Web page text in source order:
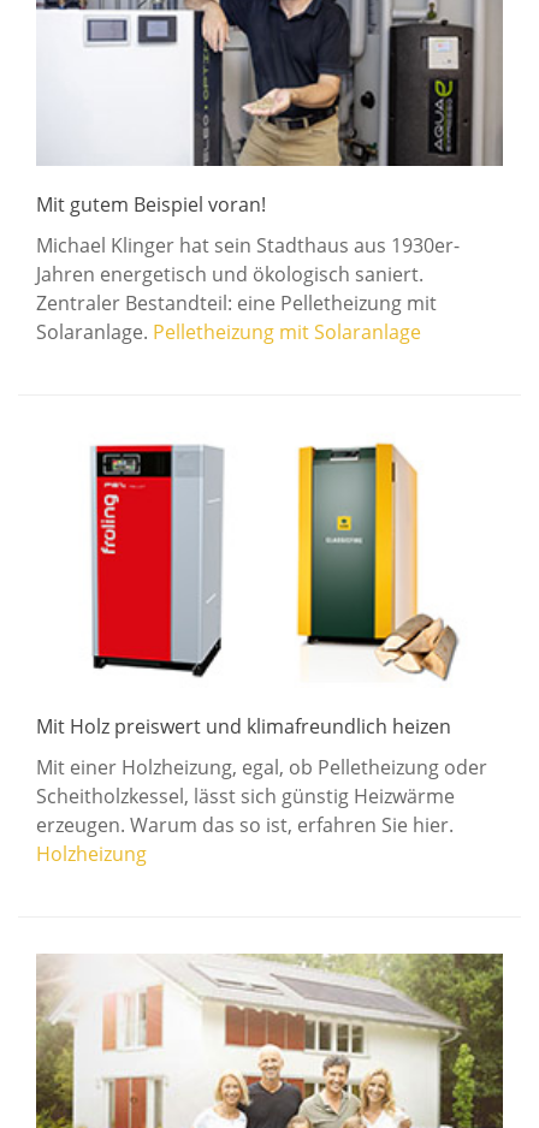
Mit gutem Beispiel voran!
Michael Klinger hat sein Stadthaus aus 1930er-
Jahren energetisch und ökologisch saniert.
Zentraler Bestandteil: eine Pelletheizung mit
Solaranlage. Pelletheizung mit Solaranlage
Mit Holz preiswert und klimafreundlich heizen
Mit einer Holzheizung, egal, ob Pelletheizung oder
Scheitholzkessel, lässt sich günstig Heizwärme
erzeugen. Warum das so ist, erfahren Sie hier.
Holzheizung